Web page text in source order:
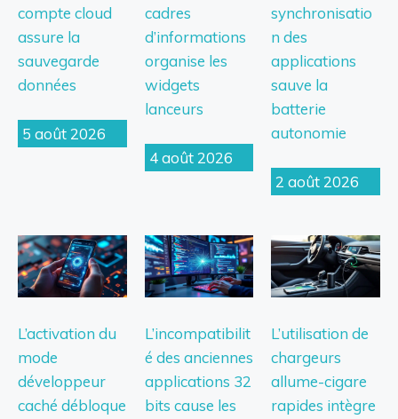
compte cloud
assure la
sauvegarde
données
5 août 2026
cadres
d’informations
organise les
widgets
lanceurs
4 août 2026
synchronisatio
n des
applications
sauve la
batterie
autonomie
2 août 2026
L’activation du
mode
développeur
caché débloque
L’incompatibilit
é des anciennes
applications 32
bits cause les
L’utilisation de
chargeurs
allume-cigare
rapides intègre